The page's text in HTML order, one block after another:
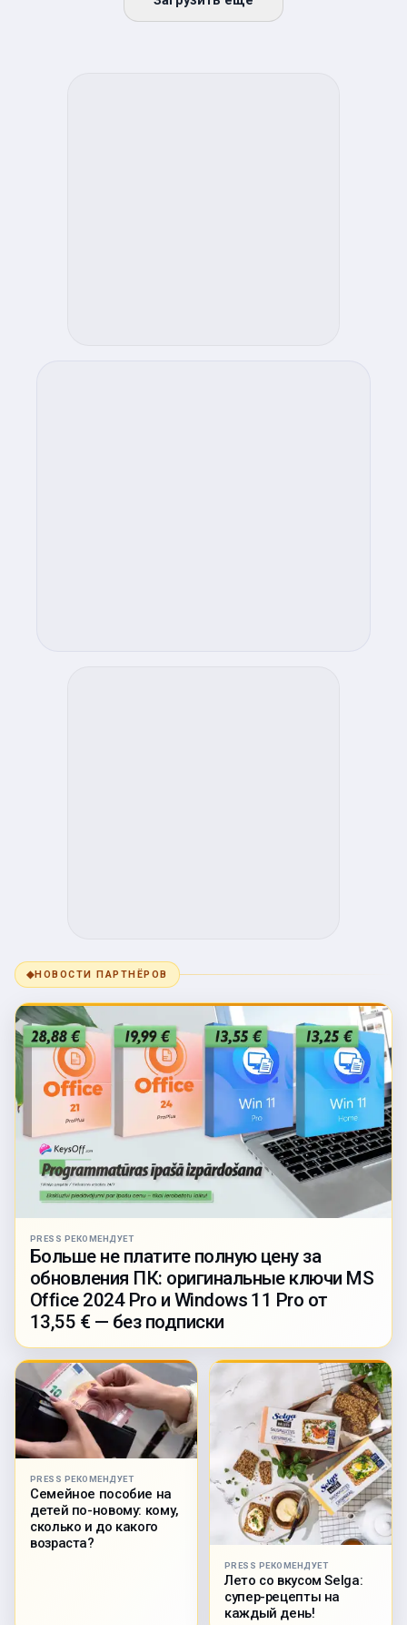
◆НОВОСТИ ПАРТНЁРОВ
PRESS РЕКОМЕНДУЕТ
Больше не платите полную цену за
обновления ПК: оригинальные ключи MS
Office 2024 Pro и Windows 11 Pro от
13,55 € — без подписки
PRESS РЕКОМЕНДУЕТ
Семейное пособие на
детей по-новому: кому,
сколько и до какого
возраста?
PRESS РЕКОМЕНДУЕТ
Лето со вкусом Selga:
супер-рецепты на
каждый день!